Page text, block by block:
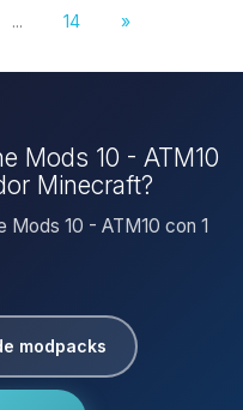
... 14 »
Mods 10 - ATM10
Minecraft?
Mods 10 - ATM10 con 1
modpacks